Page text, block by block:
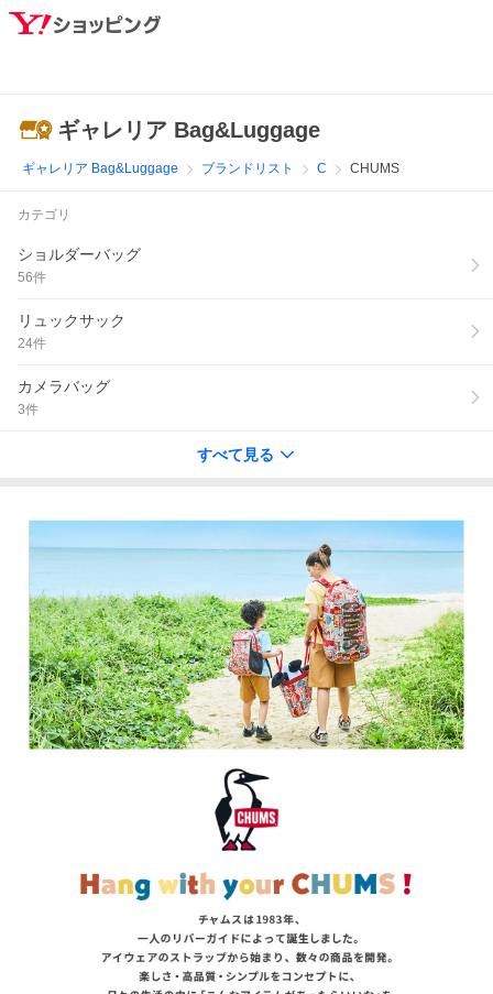
ギャレリア Bag&Luggage
ギャレリア Bag&Luggage ブランドリスト C CHUMS
カテゴリ
ショルダーバッグ
56件
リュックサック
24件
カメラバッグ
3件
すべて見る